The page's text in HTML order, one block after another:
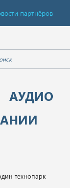
партнёров
АУДИО
технопарк